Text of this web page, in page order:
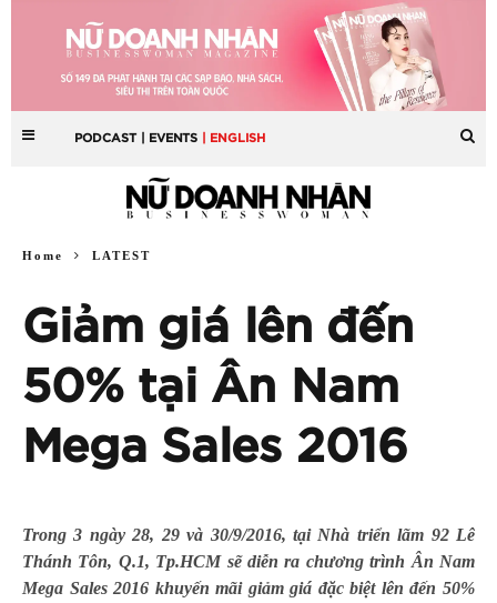
PODCAST | EVENTS | ENGLISH
Home LATEST
Giảm giá lên đến
50% tại Ân Nam
Mega Sales 2016
Trong 3 ngày 28, 29 và 30/9/2016, tại Nhà triển lãm 92 Lê
Thánh Tôn, Q.1, Tp.HCM sẽ diễn ra chương trình Ân Nam
Mega Sales 2016 khuyến mãi giảm giá đặc biệt lên đến 50%